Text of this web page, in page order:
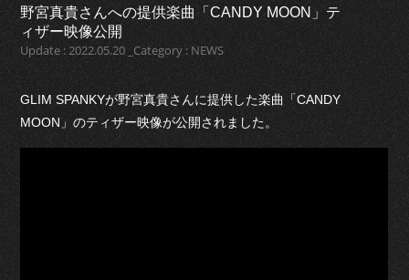
野宮真貴さんへの提供楽曲「CANDY MOON」テ
ィザー映像公開
Update : 2022.05.20 _Category : NEWS
GLIM SPANKYが野宮真貴さんに提供した楽曲「CANDY
MOON」のティザー映像が公開されました。